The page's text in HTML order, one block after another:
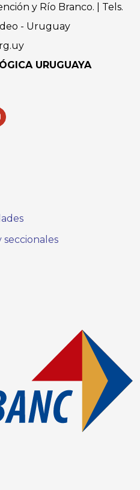
y Río Branco. | Tels.
- Uruguay
URUGUAYA
seccionales